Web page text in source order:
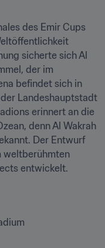
des Emir Cups
sicherte sich Al
der im
befindet sich in
Landeshauptstadt
erinnert an die
denn Al Wakrah
Der Entwurf
weltberühmten
entwickelt.